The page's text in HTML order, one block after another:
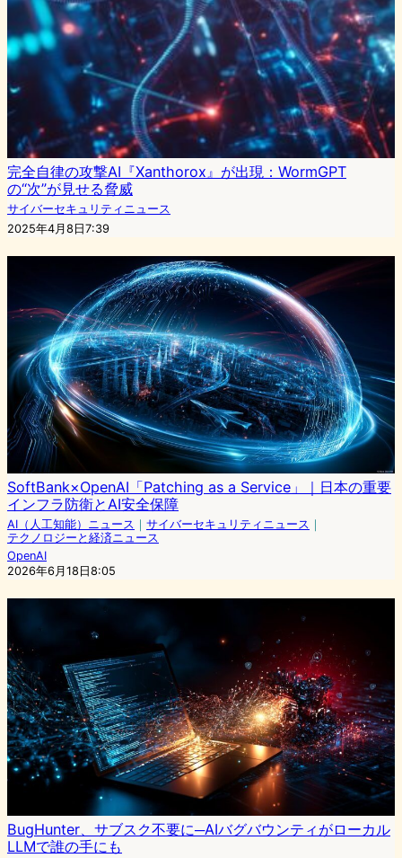
完全自律の攻撃AI『Xanthorox』が出現：WormGPT
の“次”が見せる脅威
サイバーセキュリティニュース
2025年4月8日7:39
SoftBank×OpenAI「Patching as a Service」｜日本の重要
インフラ防衛とAI安全保障
AI（人工知能）ニュース ｜ サイバーセキュリティニュース ｜
テクノロジーと経済ニュース
OpenAI
2026年6月18日8:05
BugHunter、サブスク不要に─AIバグバウンティがローカル
LLMで誰の手にも